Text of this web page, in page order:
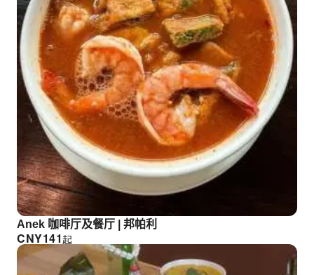
Anek 咖啡厅及餐厅 | 邦帕利
CNY141起